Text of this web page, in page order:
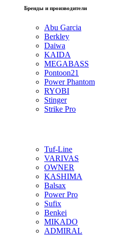
Бренды и производители
Abu Garcia
Berkley
Daiwa
KAIDA
MEGABASS
Pontoon21
Power Phantom
RYOBI
Stinger
Strike Pro
Tuf-Line
VARIVAS
OWNER
KASHIMA
Balsax
Power Pro
Sufix
Benkei
MIKADO
ADMIRAL